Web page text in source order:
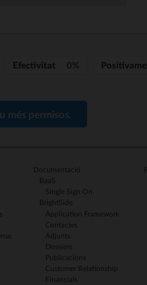
Efectivitat 0%
més permisos.
Documentació
BaaS
Single Sign On
BrightSide
Application Framework
Contactes
Adjunts
Dossiers
Publicacions
Customer Relationship
Financials